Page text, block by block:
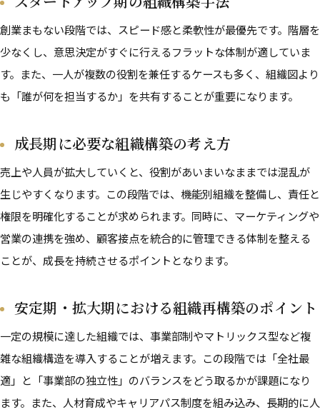
創業まもない段階では、スピード感と柔軟性が最優先です。階層を
少なくし、意思決定がすぐに行えるフラットな体制が適していま
す。また、一人が複数の役割を兼任するケースも多く、組織図より
も「誰が何を担当するか」を共有することが重要になります。
成長期に必要な組織構築の考え方
売上や人員が拡大していくと、役割があいまいなままでは混乱が
生じやすくなります。この段階では、機能別組織を整備し、責任と
権限を明確化することが求められます。同時に、マーケティングや
営業の連携を強め、顧客接点を統合的に管理できる体制を整える
ことが、成長を持続させるポイントとなります。
安定期・拡大期における組織再構築のポイント
一定の規模に達した組織では、事業部制やマトリックス型など複
雑な組織構造を導入することが増えます。この段階では「全社最
適」と「事業部の独立性」のバランスをどう取るかが課題になり
ます。また、人材育成やキャリアパス制度を組み込み、長期的に人